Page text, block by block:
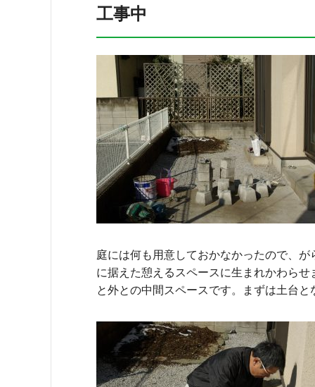
工事中
庭には何も用意しておかなかったので、
に据えた憩えるスペースに生まれかわら
と外との中間スペースです。まずは土台